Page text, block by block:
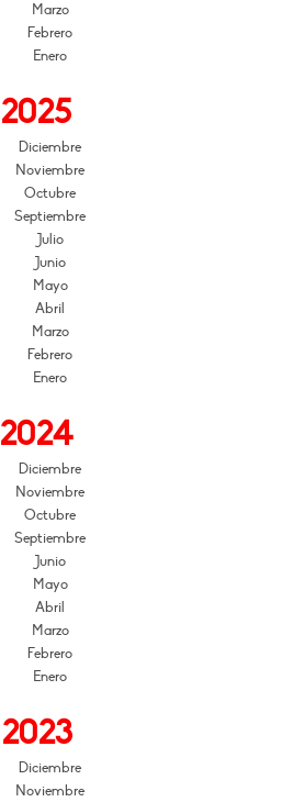
Marzo
Febrero
Enero
2025
Diciembre
Noviembre
Octubre
Septiembre
Julio
Junio
Mayo
Abril
Marzo
Febrero
Enero
2024
Diciembre
Noviembre
Octubre
Septiembre
Junio
Mayo
Abril
Marzo
Febrero
Enero
2023
Diciembre
Noviembre